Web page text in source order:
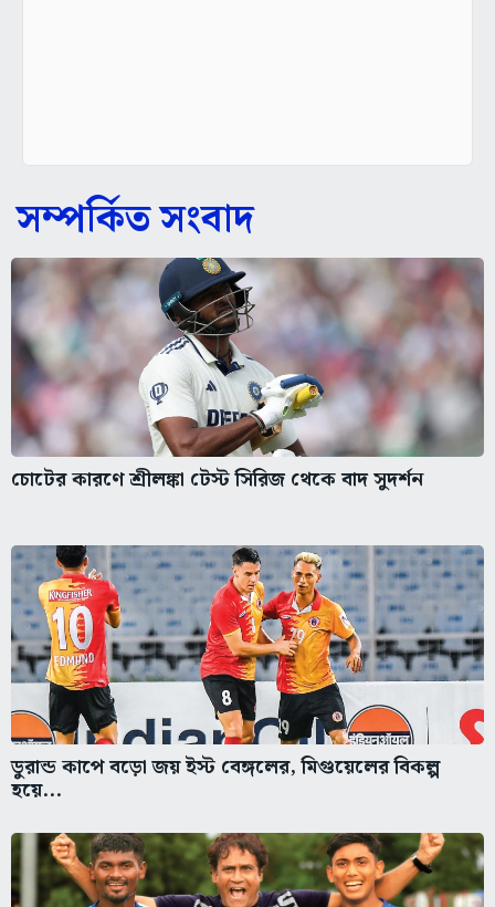
সম্পর্কিত সংবাদ
চোটের কারণে শ্রীলঙ্কা টেস্ট সিরিজ থেকে বাদ সুদর্শন
ডুরান্ড কাপে বড়ো জয় ইস্ট বেঙ্গলের, মিগুয়েলের বিকল্প
হয়ে...